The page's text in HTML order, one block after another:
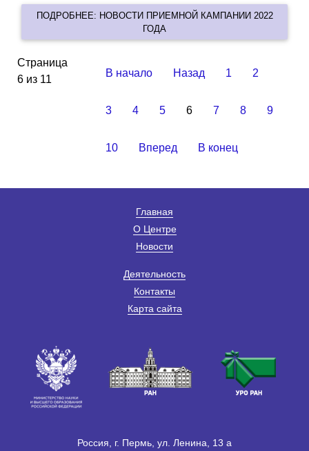
ПОДРОБНЕЕ: НОВОСТИ ПРИЕМНОЙ КАМПАНИИ 2022
ГОДА
Страница
6 из 11
В начало Назад 1 2
3 4 5 6 7 8 9
10 Вперед В конец
Главная
О Центре
Новости
Деятельность
Контакты
Карта сайта
Россия, г. Пермь, ул. Ленина, 13 а